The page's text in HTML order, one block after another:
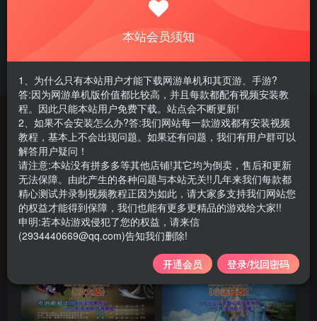
11枚徽章 不负责的站长 四川省成都市 管理员
别让梦想只停留在梦里
The reason why a great man is great is that he resolves to be
a great man.
伟人之所以伟大，是因为他立志要成为伟大的人
文章312 收藏0 评论22 粉丝6
发布 312
本站会员须知
1、为什么只有本站用户才能下载网游单机和其页游、手游?
答:因为网游单机版价值都比较高，并且每款都配有视频安装教
程。因此只能本站用户免费下载。站点会不断更新!
2、如果不会安装怎么办?答:我们网站每一款游戏都有安装视频
教程，基本上不会出现问题。如果还有问题，我们有用户群可以
解答用户疑问！
请注意:本站没有拼多多等其他店铺!其它均为倒卖，售后和更新
无法保障。由此产生的各种问题与本站无关!!几年来我们每款都
精心测试并录制视频教程正因为如此，请大家多支持我们网站您
的权益才能得到保障，我们也能有更多更精品的游戏给大家!!
申明:若本站游戏侵犯了您的权益，请来信
(2934440669@qq.com)告知我们删除!
开通会员 登录/找回密码